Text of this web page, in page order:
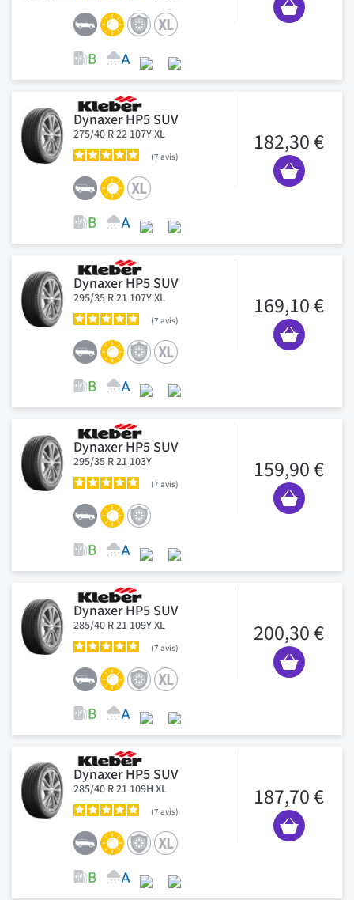
Dynaxer HP5 SUV
275/40 R 22 107Y XL
7 avis
182,30 €
Dynaxer HP5 SUV
295/35 R 21 107Y XL
7 avis
169,10 €
Dynaxer HP5 SUV
295/35 R 21 103Y
7 avis
159,90 €
Dynaxer HP5 SUV
285/40 R 21 109Y XL
7 avis
200,30 €
Dynaxer HP5 SUV
285/40 R 21 109H XL
7 avis
187,70 €